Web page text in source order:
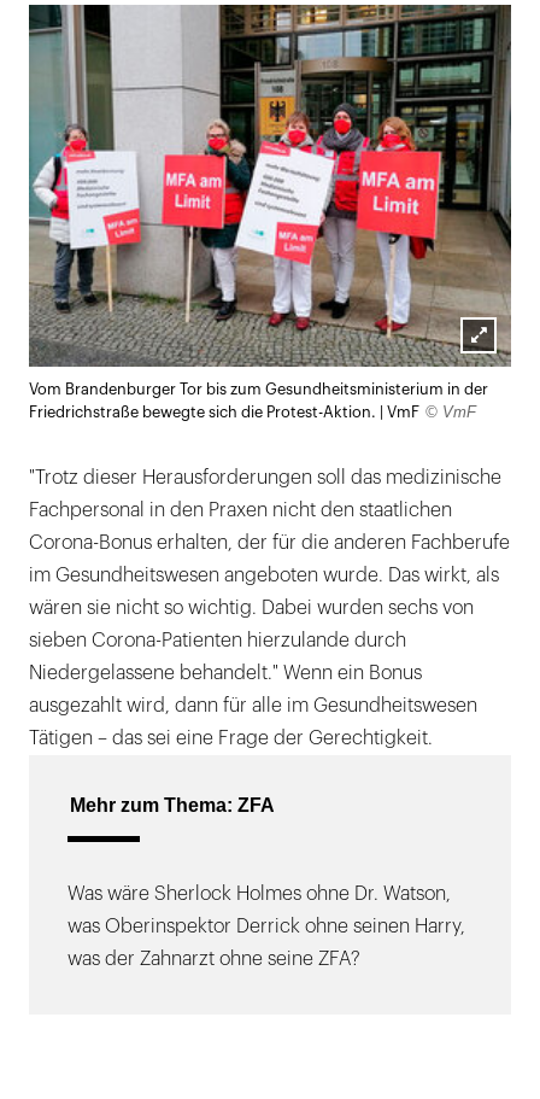
öffnen
Vom Brandenburger Tor bis zum Gesundheitsministerium in der
Friedrichstraße bewegte sich die Protest-Aktion. | VmF © VmF
"Trotz dieser Herausforderungen soll das medizinische
Fachpersonal in den Praxen nicht den staatlichen
Corona-Bonus erhalten, der für die anderen Fachberufe
im Gesundheitswesen angeboten wurde. Das wirkt, als
wären sie nicht so wichtig. Dabei wurden sechs von
sieben Corona-Patienten hierzulande durch
Niedergelassene behandelt." Wenn ein Bonus
ausgezahlt wird, dann für alle im Gesundheitswesen
Tätigen – das sei eine Frage der Gerechtigkeit.
Mehr zum Thema: ZFA
Was wäre Sherlock Holmes ohne Dr. Watson,
was Oberinspektor Derrick ohne seinen Harry,
was der Zahnarzt ohne seine ZFA?